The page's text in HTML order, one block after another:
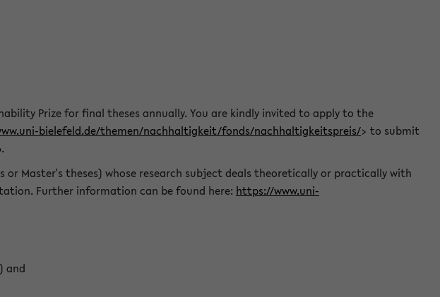
Prize for final theses annually. You are kindly invited to apply to the
bielefeld.de/themen/nachhaltigkeit/fonds/nachhaltigkeitspreis/> to submit
Master's theses) whose research subject deals theoretically or practically with
Further information can be found here: https://www.uni-
and